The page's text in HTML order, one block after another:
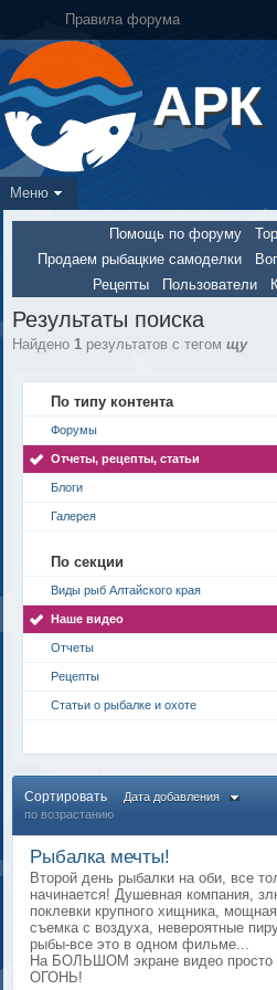
Правила форума
АРК
Меню
Помощь по форуму
Продаем рыбацкие самоделки
Рецепты
Пользователи
Результаты поиска
Найдено 1 результатов с тегомщу
По типу контента
Форумы
Отчеты, рецепты, статьи
Блоги
Галерея
По секции
Виды рыб Алтайского края
Наше видео
Отчеты
Рецепты
Статьи о рыбалке и охоте
Сортировать Дата добавления
по возрастанию
Рыбалка мечты!
Второй день рыбалки на оби, все
начинается! Душевная компания,
поклевки крупного хищника, мощная
съемка с воздуха, невероятные
рыбы-все это в одном фильме...
На БОЛЬШОМ экране видео просто
ОГОНЬ!